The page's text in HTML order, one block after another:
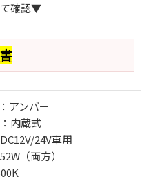
確認▼
アンバー
内蔵式
24V車用
（両方）